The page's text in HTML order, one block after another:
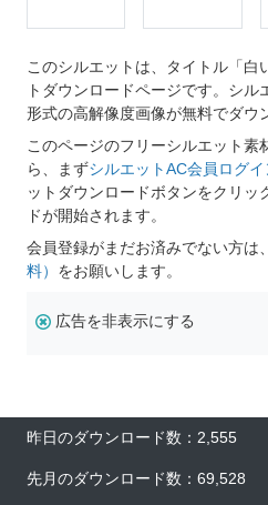
このシルエットは、タイトル「白
トダウンロードページです。シル
形式の高解像度画像が無料でダウ
このページのフリーシルエット素
ら、まずシルエットAC会員ログイ
ットダウンロードボタンをクリッ
ドが開始されます。
会員登録がまだお済みでない方は、
料） をお願いします。
広告を非表示にする
昨日のダウンロード数：2,555
先月のダウンロード数：69,528